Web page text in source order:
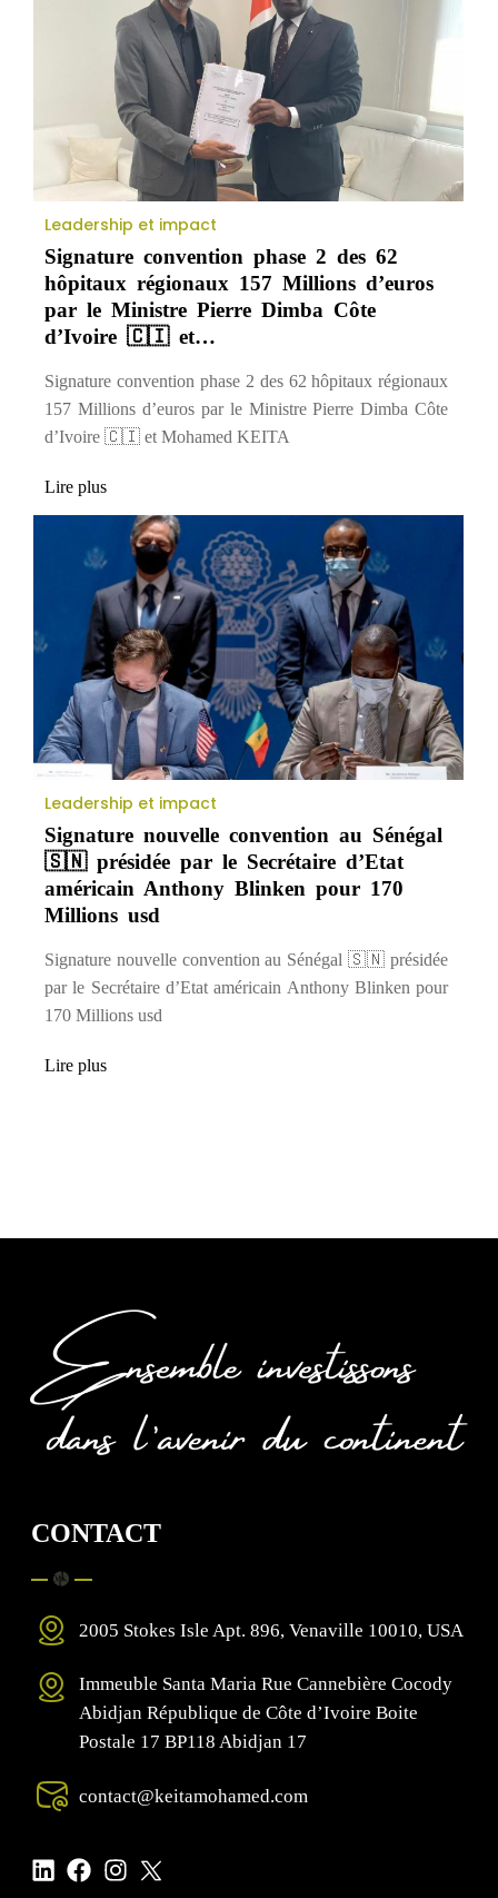
Leadership et impact
Signature convention phase 2 des 62
hôpitaux régionaux 157 Millions d’euros
par le Ministre Pierre Dimba Côte
d’Ivoire 🇨🇮 et…
Signature convention phase 2 des 62 hôpitaux régionaux
157 Millions d’euros par le Ministre Pierre Dimba Côte
d’Ivoire 🇨🇮 et Mohamed KEITA
Lire plus
Leadership et impact
Signature nouvelle convention au Sénégal
🇸🇳 présidée par le Secrétaire d’Etat
américain Anthony Blinken pour 170
Millions usd
Signature nouvelle convention au Sénégal 🇸🇳 présidée
par le Secrétaire d’Etat américain Anthony Blinken pour
170 Millions usd
Lire plus
CONTACT
2005 Stokes Isle Apt. 896, Venaville 10010, USA
Immeuble Santa Maria Rue Cannebière Cocody
Abidjan République de Côte d’Ivoire Boite
Postale 17 BP118 Abidjan 17
contact@keitamohamed.com